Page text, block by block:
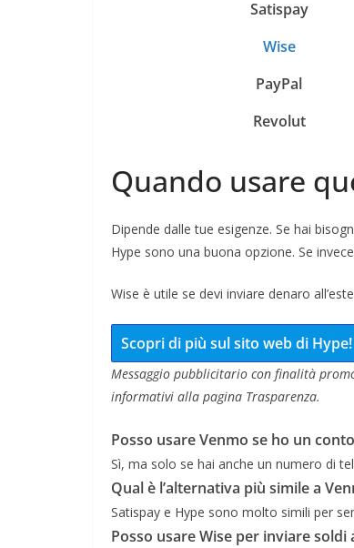
Satispay
Wise
PayPal
Revolut
Quando usare
Dipende dalle tue esigenze. Se hai
Hype sono una buona opzione. Se
Wise è utile se devi inviare denaro
Scopri di più sul sito web di Hype!
Messaggio pubblicitario con finalità
informativi alla pagina Trasparenza.
Posso usare Venmo se ho un
Sì, ma solo se hai anche un numero di
Qual è l’alternativa più simile a
Satispay e Hype sono molto simili per
Posso usare Wise per inviare soldi